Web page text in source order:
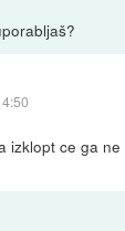
izklopt ce ga